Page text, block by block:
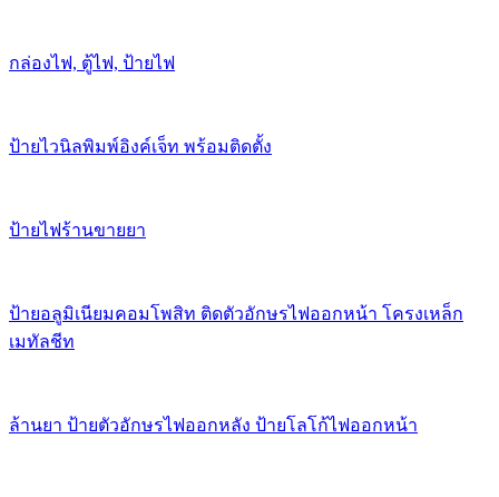
กล่องไฟ, ตู้ไฟ, ป้ายไฟ
ป้ายไวนิลพิมพ์อิงค์เจ็ท พร้อมติดตั้ง
ป้ายไฟร้านขายยา
ป้ายอลูมิเนียมคอมโพสิท ติดตัวอักษรไฟออกหน้า โครงเหล็ก
เมทัลชีท
ล้านยา ป้ายตัวอักษรไฟออกหลัง ป้ายโลโก้ไฟออกหน้า